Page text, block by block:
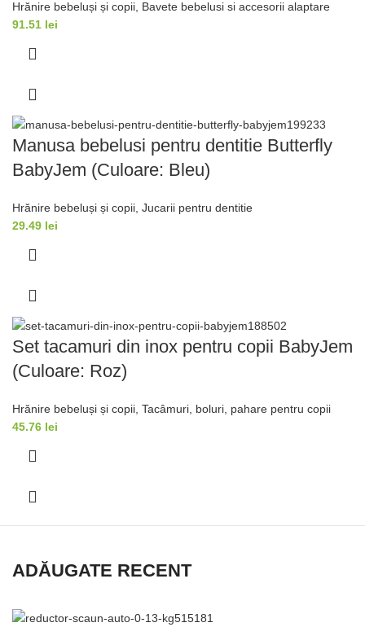
Hrănire bebeluși și copii Bavete bebelusi si accesorii alaptare
91.51 lei
Manusa bebelusi pentru dentitie Butterfly
BabyJem (Culoare: Bleu)
Hrănire bebeluși și copii Jucarii pentru dentitie
29.49 lei
Set tacamuri din inox pentru copii BabyJem
(Culoare: Roz)
Hrănire bebeluși și copii, Tacâmuri, boluri, pahare pentru copii
45.76 lei
ADĂUGATE RECENT